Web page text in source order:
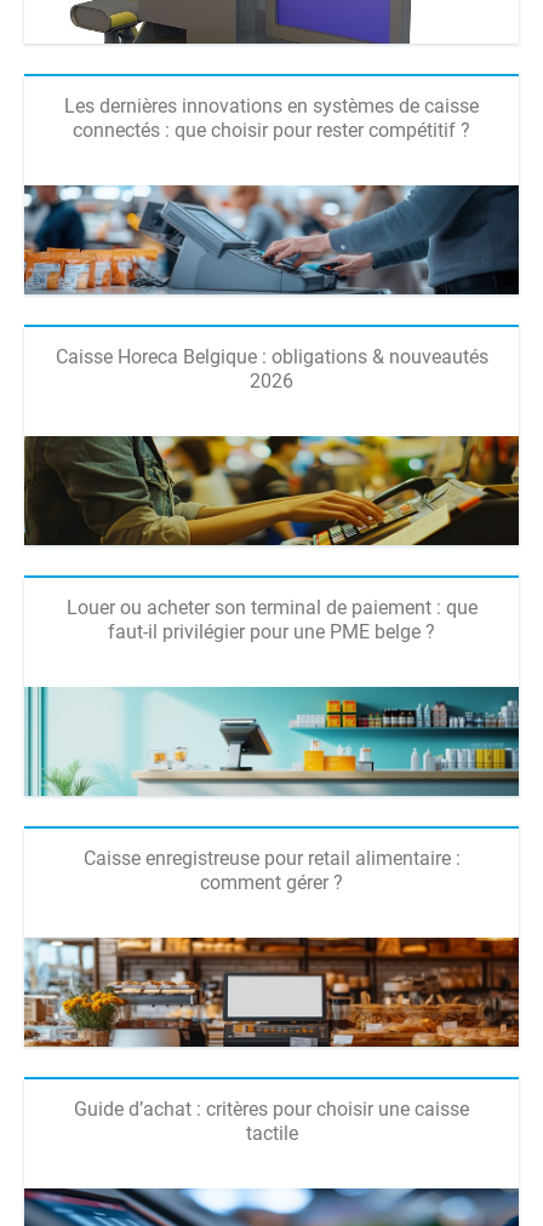
Les dernières innovations en systèmes de caisse
connectés : que choisir pour rester compétitif ?
Caisse Horeca Belgique : obligations & nouveautés
2026
Louer ou acheter son terminal de paiement : que
faut-il privilégier pour une PME belge ?
Caisse enregistreuse pour retail alimentaire :
comment gérer ?
Guide d’achat : critères pour choisir une caisse
tactile